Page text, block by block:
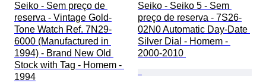
Seiko - Sem preço de
reserva - Vintage Gold-
Tone Watch Ref. 7N29-
6000 (Manufactured in
1994) - Brand New Old
Stock with Tag - Homem -
1994
Seiko - Seiko 5 - Sem
preço de reserva - 7S26-
02N0 Automatic Day-Date
Silver Dial - Homem -
2000-2010